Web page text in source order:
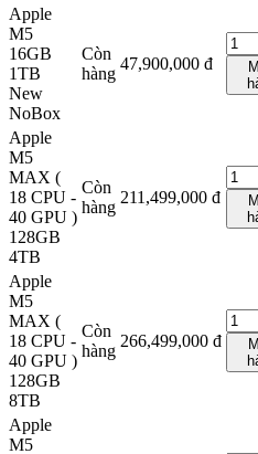
Apple
M5
16GB
1TB
New
NoBox
Còn
hàng
47,900,000 đ
Apple
M5
MAX (
18 CPU -
40 GPU )
128GB
4TB
Còn
hàng
211,499,000 đ
Apple
M5
MAX (
18 CPU -
40 GPU )
128GB
8TB
Còn
hàng
266,499,000 đ
Apple
M5